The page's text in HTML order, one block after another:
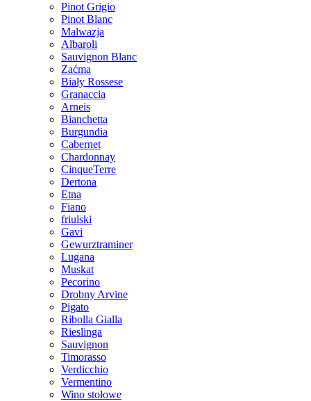
Pinot Grigio
Pinot Blanc
Malwazja
Albaroli
Sauvignon Blanc
Zaćma
Biały Rossese
Granaccia
Arneis
Bianchetta
Burgundia
Cabernet
Chardonnay
CinqueTerre
Dertona
Etna
Fiano
friulski
Gavi
Gewurztraminer
Lugana
Muskat
Pecorino
Drobny Arvine
Pigato
Ribolla Gialla
Rieslinga
Sauvignon
Timorasso
Verdicchio
Vermentino
Wino stołowe